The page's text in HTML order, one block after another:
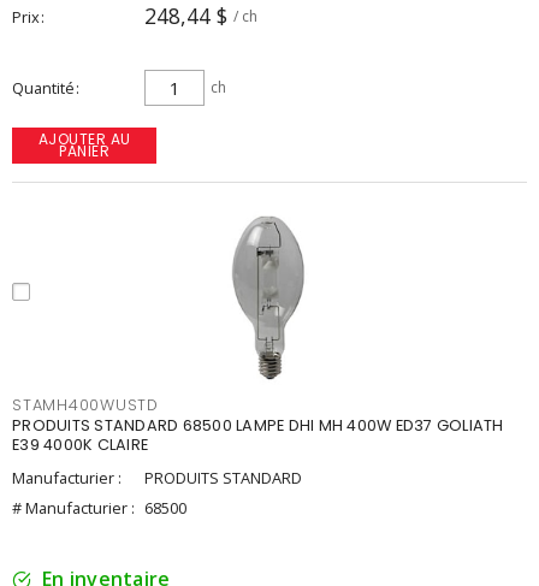
Prix 248,44 $ / ch
Quantité ch
AJOUTER AU
PANIER
STAMH400WUSTD
PRODUITS STANDARD 68500 LAMPE DHI MH 400W ED37 GOLIATH
E39 4000K CLAIRE
Manufacturier :
PRODUITS STANDARD
# Manufacturier : 68500
En inventaire